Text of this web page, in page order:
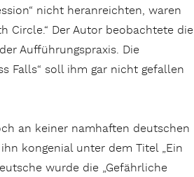
nicht heranreichten, waren
Circle.“ Der Autor beobachtete die
Aufführungspraxis. Die
Falls“ soll ihm gar nicht gefallen
an keiner namhaften deutschen
kongenial unter dem Titel „Ein
wurde die „Gefährliche